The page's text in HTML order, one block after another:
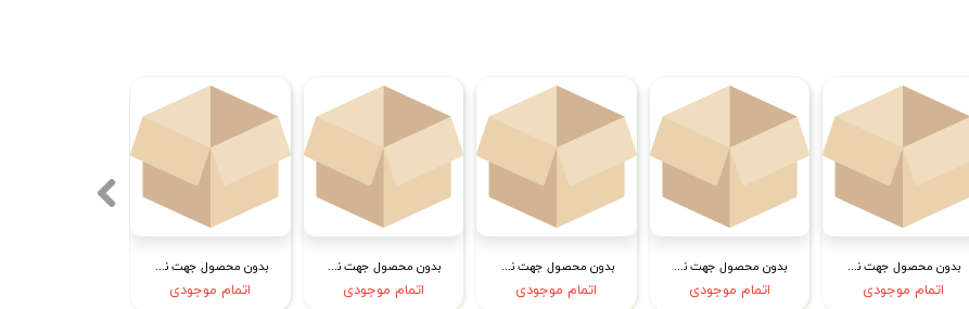
بدون محصول جهت نمایش
اتمام موجودی
بدون محصول جهت نمایش
اتمام موجودی
بدون محصول جهت نمایش
اتمام موجودی
بدون محصول جهت نمایش
اتمام موجودی
بدون محصول جهت نمایش
اتمام موجودی